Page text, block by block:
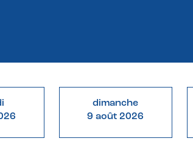
dimanche
9 août 2026